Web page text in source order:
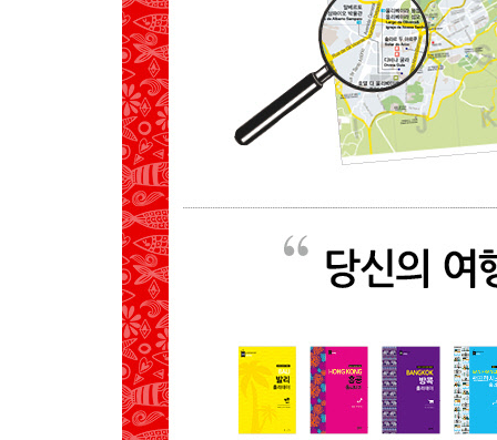
PREVIEW
GET AROUND
MAP
SEE
EAT
SLEEP
포르투갈 해안가 마을&섬
01 알가르브 라구스
PREVIEW
GET AROUND
MAP
SEE